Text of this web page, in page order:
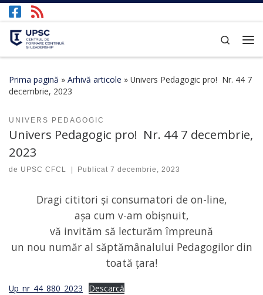
Afișează întregul conținut
Search
Prima pagină » Arhivă articole » Univers Pedagogic pro! Nr. 44 7
decembrie, 2023
UNIVERS PEDAGOGIC
Univers Pedagogic pro! Nr. 44 7 decembrie,
2023
de UPSC CFCL Publicat7 decembrie, 2023
Dragi cititori și consumatori de on-line,
așa cum v-am obișnuit,
vă invităm să lecturăm împreună
un nou număr al săptămânalului Pedagogilor din
toată țara!
Up_nr_44_880_2023 Descarcă